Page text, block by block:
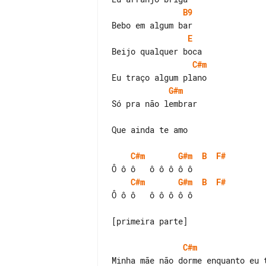
B9
E
C#m
G#m
Só pra não lembrar
Que ainda te amo
C#m G#m B
F#
C#m
G#m B
F#
Ô ô ô   ô ô ô ô ô
[primeira parte]
C#m